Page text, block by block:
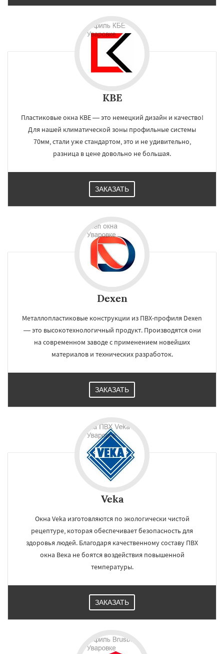
KBE
Пластиковые окна КВЕ — это немецкий дизайн и качество!
Для нашей климатической зоны профильные системы
70мм, стали уже стандартом, это и не удивительно,
разница в цене довольно не большая.
ЗАКАЗАТЬ
Dexen
Металлопластиковые конструкции из ПВХ-профиля Dexen
— это высокотехнологичный продукт. Производятся они
на современном заводе с применением новейших
материалов и технических разработок.
ЗАКАЗАТЬ
Veka
Окна Veka изготовляются по экологически чистой
рецептуре, которая обеспечивает безопасность для
здоровья людей. Благодаря качественному составу ПВХ
окна Века не боятся воздействия повышенной
температуры.
ЗАКАЗАТЬ